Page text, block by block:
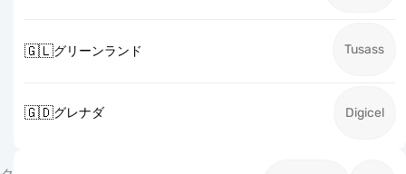
🇬🇱グリーンランド Tusass
🇬🇩グレナダ Digicel